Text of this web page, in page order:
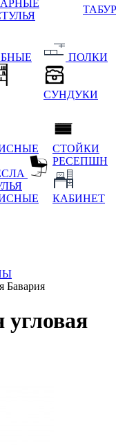
ПОЛКИ
СУНДУКИ
СТОЙКИ
РЕСЕПШН
КАБИНЕТ
Бавария